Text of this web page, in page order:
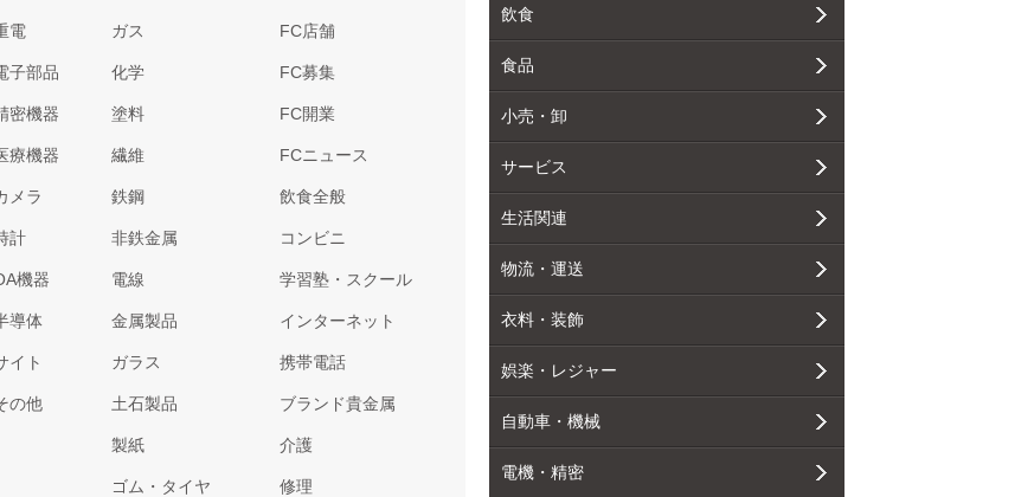
電
子部品
密機器
療機器
メラ
計
機器
導体
イト
の他
ガス
化学
塗料
繊維
鉄鋼
非鉄金属
電線
金属製品
ガラス
土石製品
製紙
ゴム・タイヤ
FC店舗
FC募集
FC開業
FCニュース
飲食全般
コンビニ
学習塾・スクール
インターネット
携帯電話
ブランド貴金属
介護
修理
飲食
食品
小売・卸
サービス
生活関連
物流・運送
衣料・装飾
娯楽・レジャー
自動車・機械
電機・精密